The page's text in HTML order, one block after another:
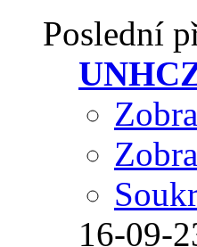
Poslední
16-09-